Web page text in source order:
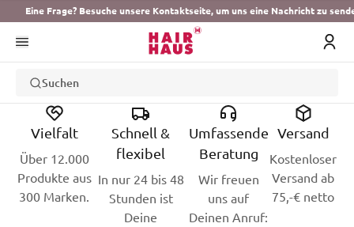
Eine Frage? Besuche unsere Kontaktseite, um uns eine Nachricht zu
Suchen
Vielfalt
Über 12.000
Produkte aus
300 Marken.
Schnell &
flexibel
In nur 24 bis 48
Stunden ist
Deine
Umfassende
Beratung
Wir freuen
uns auf
Deinen Anruf:
Versand
Kostenloser
Versand ab
75,-€ netto